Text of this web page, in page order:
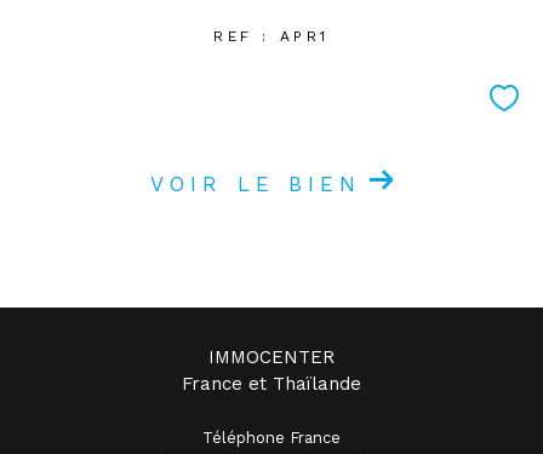
REF : APR1
VOIR LE BIEN
IMMOCENTER
France et Thaïlande
Téléphone France